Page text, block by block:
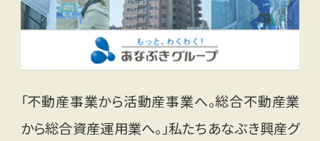
「不動産事業から活動産事業へ。総合不動産業
から総合資産運用業へ。」私たちあなぶき興産グ